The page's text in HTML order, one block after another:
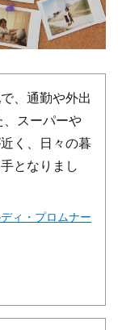
、通勤や外出
、スーパーや
く、日々の暮
となりまし
ィ・プロムナー